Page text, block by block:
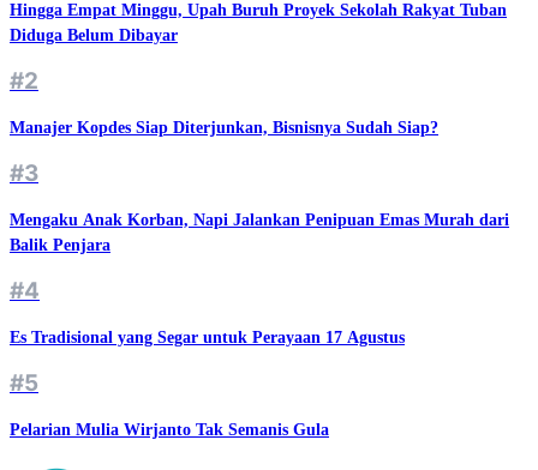
Hingga Empat Minggu, Upah Buruh Proyek Sekolah Rakyat Tuban
Diduga Belum Dibayar
#2
Manajer Kopdes Siap Diterjunkan, Bisnisnya Sudah Siap?
#3
Mengaku Anak Korban, Napi Jalankan Penipuan Emas Murah dari
Balik Penjara
#4
Es Tradisional yang Segar untuk Perayaan 17 Agustus
#5
Pelarian Mulia Wirjanto Tak Semanis Gula